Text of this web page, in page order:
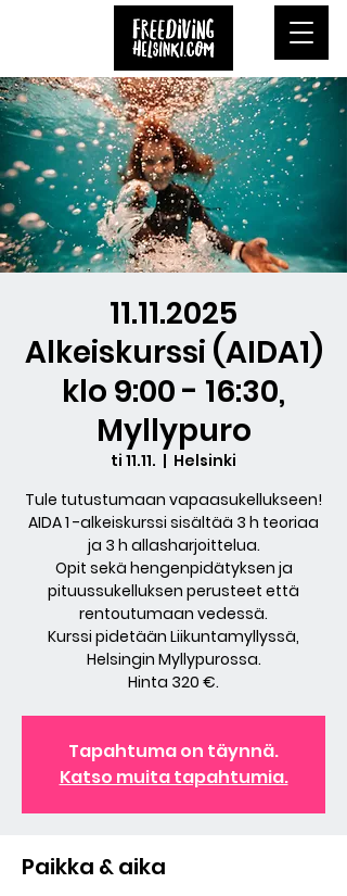
11.11.2025
Alkeiskurssi (AIDA1)
klo 9:00 - 16:30,
Myllypuro
ti 11.11.
  |
Helsinki
Tule tutustumaan vapaasukellukseen!
AIDA 1 -alkeiskurssi sisältää 3 h teoriaa
ja 3 h allasharjoittelua.
Opit sekä hengenpidätyksen ja
pituussukelluksen perusteet että
rentoutumaan vedessä.
Kurssi pidetään Liikuntamyllyssä,
Helsingin Myllypurossa.
Hinta 320 €.
Tapahtuma on täynnä.
Katso muita tapahtumia.
Paikka & aika